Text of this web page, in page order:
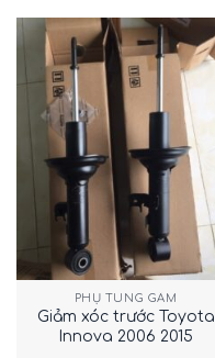
PHỤ TÙNG GẦM
Giảm xóc trước Toyota
Innova 2006 2015